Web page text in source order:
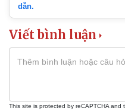
dẫn.
Viết bình luận
This site is protected by reCAPTCHA and